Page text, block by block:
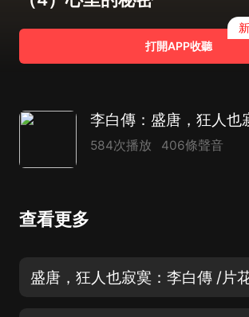
打開APP收聽
584次播放 406條聲音
查看更多